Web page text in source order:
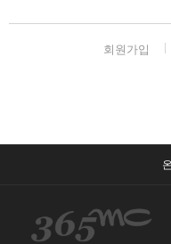
회원가입